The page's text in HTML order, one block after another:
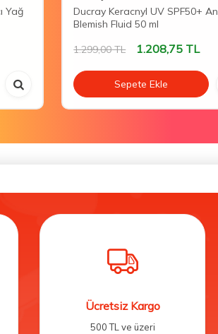
Yağ
Ducray Keracnyl UV SPF50+
Blemish Fluid 50 ml
1.299,00TL 1.208,75 TL
Sepete Ekle
Ücretsiz Kargo
500 TL ve üzeri